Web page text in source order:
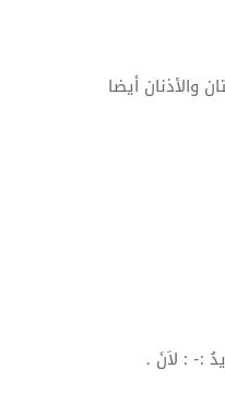
والأذنان أيضا
:- : لاَنَ .